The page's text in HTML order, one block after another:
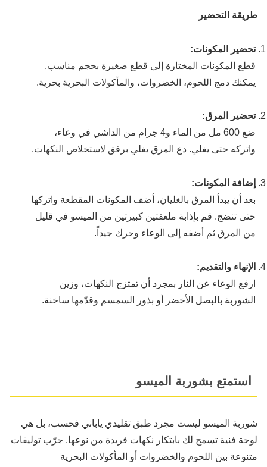
طريقة التحضير
تحضير المكونات:
قطع المكونات المختارة إلى قطع صغيرة بحجم مناسب.
يمكنك دمج اللحوم، الخضروات، والمأكولات البحرية بحرية.
تحضير المرق:
ضع 600 مل من الماء و4 جرام من الداشي في وعاء،
واتركه حتى يغلي. دع المرق يغلي برفق لاستخلاص النكهات.
إضافة المكونات:
بعد أن يبدأ المرق بالغليان، أضف المكونات المقطعة واتركها
حتى تنضج. قم بإذابة ملعقتين كبيرتين من الميسو في قليل
من المرق ثم أضفه إلى الوعاء وحرك جيداً.
الإنهاء والتقديم:
ارفع الوعاء عن النار بمجرد أن تمتزج النكهات، وزين
الشوربة بالبصل الأخضر أو بذور السمسم وقدّمها ساخنة.
استمتع بشوربة الميسو
شوربة الميسو ليست مجرد طبق تقليدي ياباني فحسب، بل هي
لوحة فنية تسمح لك بابتكار نكهات فريدة من نوعها. جرّب توليفات
متنوعة بين اللحوم والخضروات أو المأكولات البحرية